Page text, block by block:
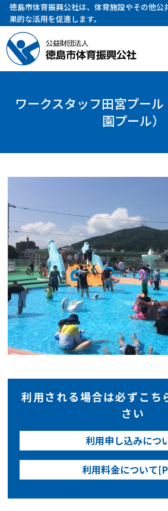
徳島市体育振興公社は、体育施設やその他公
果的な活用を促進します。
ワークスタッフ田宮プー
園プール）
利用される場合は必ずこち
さい
利用申し込みにつ
利用料金について